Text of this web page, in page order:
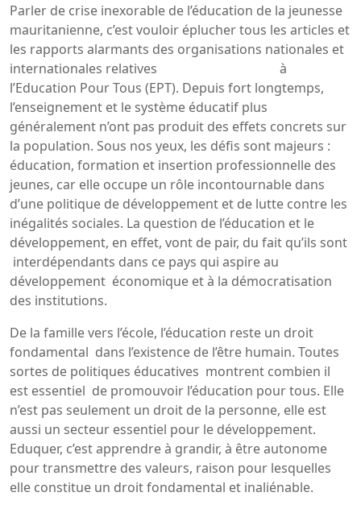
Parler de crise inexorable de l’éducation de la jeunesse
mauritanienne, c’est vouloir éplucher tous les articles et
les rapports alarmants des organisations nationales et
internationales relatives à
l’Education Pour Tous (EPT). Depuis fort longtemps,
l’enseignement et le système éducatif plus
généralement n’ont pas produit des effets concrets sur
la population. Sous nos yeux, les défis sont majeurs :
éducation, formation et insertion professionnelle des
jeunes, car elle occupe un rôle incontournable dans
d’une politique de développement et de lutte contre les
inégalités sociales. La question de l’éducation et le
développement, en effet, vont de pair, du fait qu’ils sont
interdépendants dans ce pays qui aspire au
développement économique et à la démocratisation
des institutions.
De la famille vers l’école, l’éducation reste un droit
fondamental dans l’existence de l’être humain. Toutes
sortes de politiques éducatives montrent combien il
est essentiel de promouvoir l’éducation pour tous. Elle
n’est pas seulement un droit de la personne, elle est
aussi un secteur essentiel pour le développement.
Eduquer, c’est apprendre à grandir, à être autonome
pour transmettre des valeurs, raison pour lesquelles
elle constitue un droit fondamental et inaliénable.